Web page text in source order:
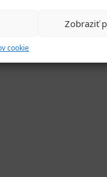
Zobraziť
cookie